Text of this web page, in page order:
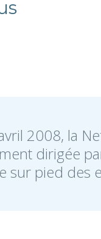
2008, la
dirigée
sur pied des